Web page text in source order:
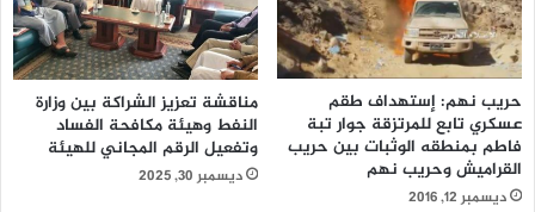
حريب نهم: إستهداف طقم
عسكري تابع للمرتزقة جوار تبة
فاطم بمنطقه الوثبات بين حريب
القراميش وحريب نهم
ديسمبر 12, 2016
مناقشة تعزيز الشراكة بين وزارة
النفط وهيئة مكافحة الفساد
وتفعيل الرقم المجاني للهيئة
ديسمبر 30, 2025